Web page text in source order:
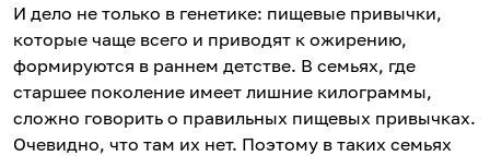
И дело не только в генетике: пищевые привычки,
которые чаще всего и приводят к ожирению,
формируются в раннем детстве. В семьях, где
старшее поколение имеет лишние килограммы,
сложно говорить о правильных пищевых привычках.
Очевидно, что там их нет. Поэтому в таких семьях